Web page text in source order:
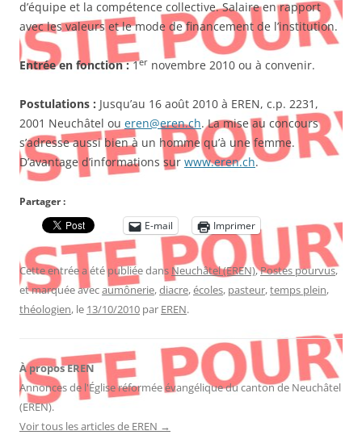
d’équipe et la compétence collective. Salaire en rapport
avec les valeurs et le mode de financement de l’institution.
Entrée en fonction :1er novembre 2010 ou à convenir.
Postulations : Jusqu’au 16 août 2010 à EREN, c.p. 2231,
2001 Neuchâtel ou eren@eren.ch. La mise au concours
s’adresse aussi bien à un homme qu’à une femme.
D’avantage d’informations sur www.eren.ch.
Partager :
E-mail
Imprimer
Cette entrée a été publiée dans Neuchâtel (EREN),Postes pourvus,
et marquée avecaumônerie,diacre,écoles, pasteur,temps plein,
théologien, le 13/10/2010 par EREN.
À propos EREN
Annonces de l'Église réformée évangélique du canton de Neuchâtel
(EREN).
Voir tous les articles de EREN →